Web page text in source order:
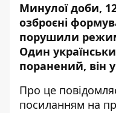
Минулої доби,
озброєні
порушили
Один
поранений, він у
Про це
посиланням на